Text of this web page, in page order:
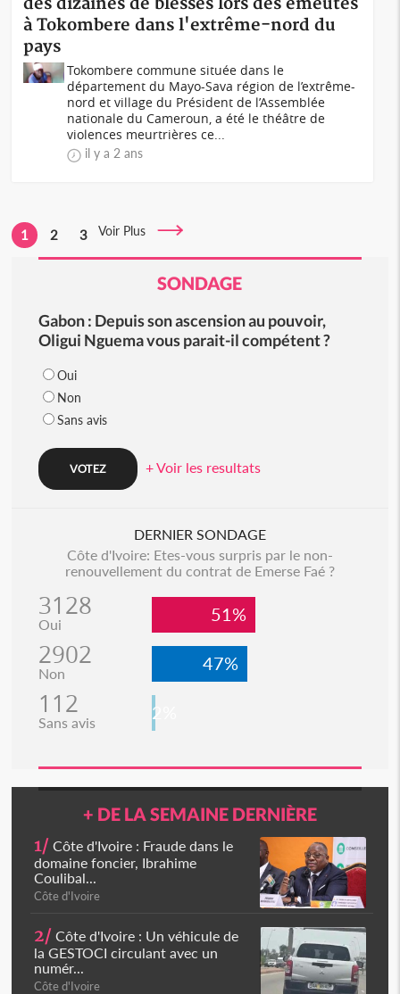
à Tokombere dans l'extrême-nord du
pays
Tokombere commune située dans le
département du Mayo-Sava région de l’extrême-
nord et village du Président de l’Assemblée
nationale du Cameroun, a été le théâtre de
violences meurtrières ce...
il y a 2 ans
1 2 3 Voir Plus
SONDAGE
Gabon : Depuis son ascension au pouvoir,
Oligui Nguema vous parait-il compétent ?
Oui
Non
Sans avis
+ Voir les resultats
DERNIER SONDAGE
Côte d'Ivoire: Etes-vous surpris par le non-
renouvellement du contrat de Emerse Faé ?
3128
Oui 51%
2902
Non 47%
112
Sans avis 2%
+ DE LA SEMAINE DERNIÈRE
1/ Côte d'Ivoire : Fraude dans le
domaine foncier, Ibrahime
Coulibal...
Côte d'Ivoire
2/ Côte d'Ivoire : Un véhicule de
la GESTOCI circulant avec un
numér...
Côte d'Ivoire